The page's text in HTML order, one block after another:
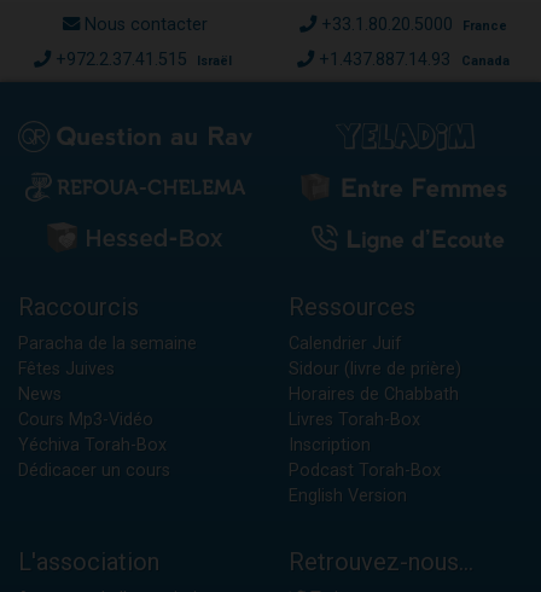
Nous contacter +33.1.80.20.5000 France
+972.2.37.41.515 Israël +1.437.887.14.93 Canada
Raccourcis
Paracha de la semaine
Fêtes Juives
News
Cours Mp3-Vidéo
Yéchiva Torah-Box
Dédicacer un cours
Ressources
Calendrier Juif
Sidour (livre de prière)
Horaires de Chabbath
Livres Torah-Box
Inscription
Podcast Torah-Box
English Version
L'association Retrouvez-nous...